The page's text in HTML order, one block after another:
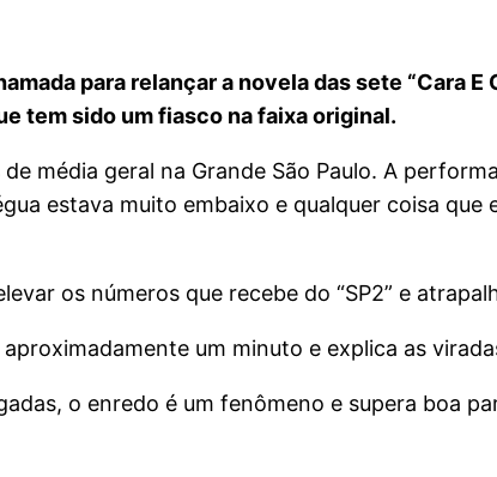
para relançar a novela das sete “Cara
tem sido um fiasco na faixa original.
média geral na Grande São Paulo. A
estava muito embaixo e qualquer coisa
os números que recebe do “SP2” e
um minuto e explica as
o enredo é um fenômeno e supera boa